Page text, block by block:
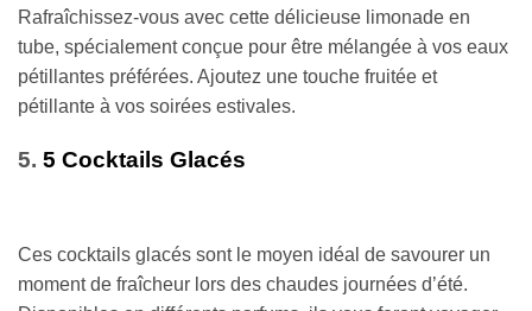
Rafraîchissez-vous avec cette délicieuse limonade en
tube, spécialement conçue pour être mélangée à vos eaux
pétillantes préférées. Ajoutez une touche fruitée et
pétillante à vos soirées estivales.
5. 5 Cocktails Glacés
Ces cocktails glacés sont le moyen idéal de savourer un
moment de fraîcheur lors des chaudes journées d’été.